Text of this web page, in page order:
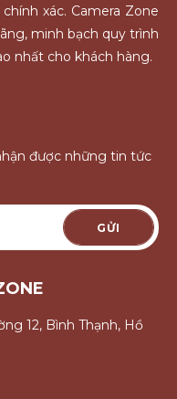
xác. Camera Zone
minh bạch quy trình
nhất cho khách hàng.
được những tin tức
GỬI
12, Bình Thạnh, Hồ